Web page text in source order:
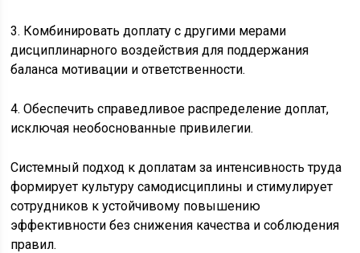
3. Комбинировать доплату с другими мерами
дисциплинарного воздействия для поддержания
баланса мотивации и ответственности.
4. Обеспечить справедливое распределение доплат,
исключая необоснованные привилегии.
Системный подход к доплатам за интенсивность труда
формирует культуру самодисциплины и стимулирует
сотрудников к устойчивому повышению
эффективности без снижения качества и соблюдения
правил.